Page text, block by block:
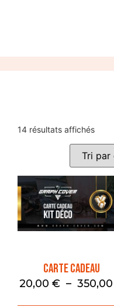
14 résultats affichés
Carte Cadeau
20,00 € – 350,00